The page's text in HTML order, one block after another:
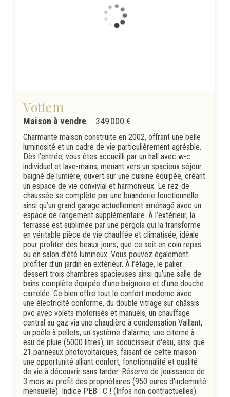
Vottem
349 000 €
Maison à vendre
Charmante maison construite en 2002, offrant une belle
luminosité et un cadre de vie particulièrement agréable.
Dès l’entrée, vous êtes accueilli par un hall avec w-c
individuel et lave-mains, menant vers un spacieux séjour
baigné de lumière, ouvert sur une cuisine équipée, créant
un espace de vie convivial et harmonieux. Le rez-de-
chaussée se complète par une buanderie fonctionnelle
ainsi qu’un grand garage actuellement aménagé avec un
espace de rangement supplémentaire. À l’extérieur, la
terrasse est sublimée par une pergola qui la transforme
en véritable pièce de vie chauffée et climatisée, idéale
pour profiter des beaux jours, que ce soit en coin repas
ou en salon d’été lumineux. Vous pouvez également
profiter d'un jardin en extérieur. À l’étage, le palier
dessert trois chambres spacieuses ainsi qu’une salle de
bains complète équipée d’une baignoire et d’une douche
carrelée. Ce bien offre tout le confort moderne avec :
une électricité conforme, du double vitrage sur châssis
pvc avec volets motorisés et manuels, un chauffage
central au gaz via une chaudière à condensation Vaillant,
un poêle à pellets, un système d'alarme, une citerne à
eau de pluie (5000 litres), un adoucisseur d'eau, ainsi que
21 panneaux photovoltaïques, faisant de cette maison
une opportunité alliant confort, fonctionnalité et qualité
de vie à découvrir sans tarder. Réserve de jouissance de
3 mois au profit des propriétaires (950 euros d'indemnité
mensuelle). Indice PEB : C ! (Infos non-contractuelles).